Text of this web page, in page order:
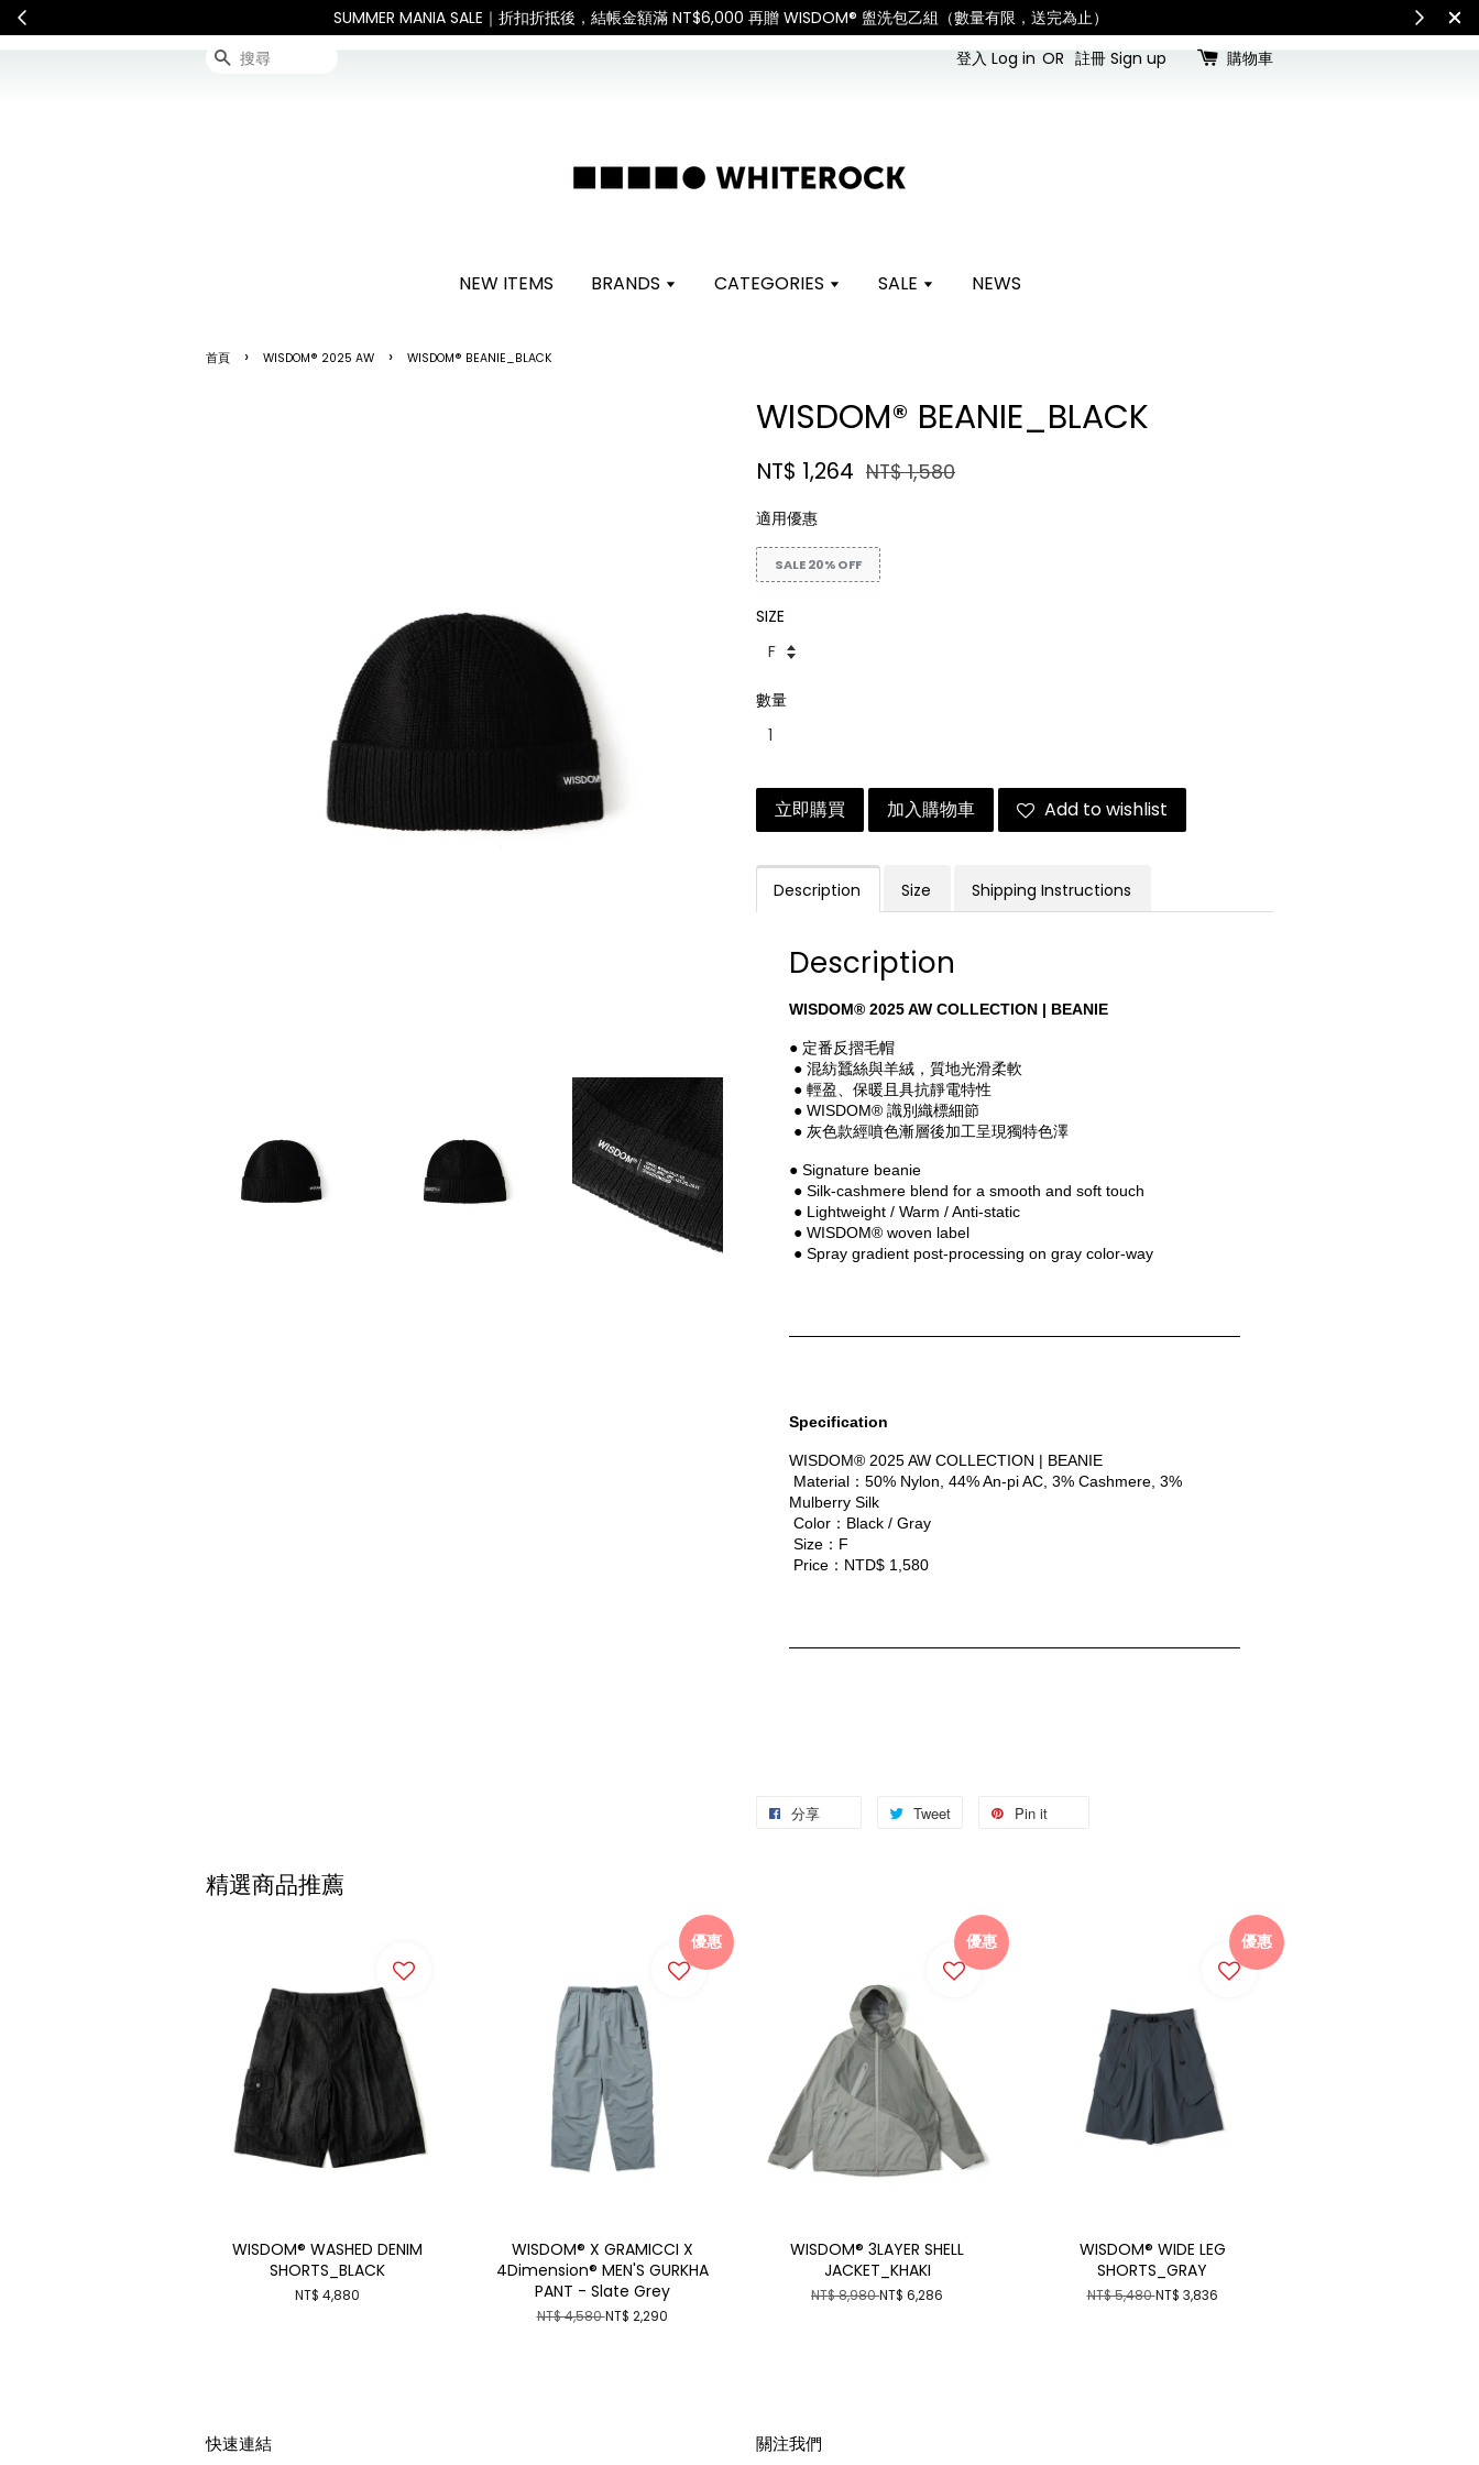
International Shipping: Recipient is responsible for all customs duties and taxes.「國際配送：各國進口關稅與稅費須由收件人自行負擔。」 Check for shipping updates
搜尋 登入 Log in OR 註冊 Sign up 購物車
NEW ITEMS BRANDS CATEGORIES SALE NEWS
首頁 › WISDOM® 2025 AW › WISDOM® BEANIE_BLACK
WISDOM® BEANIE_BLACK
NT$ 1,264 NT$ 1,580
適用優惠
SALE 20% OFF
SIZE
數量
立即購買 加入購物車 Add to wishlist
Description Size Shipping Instructions
Description
WISDOM® 2025 AW COLLECTION | BEANIE
● 定番反摺毛帽
● 混紡蠶絲與羊絨，質地光滑柔軟
● 輕盈、保暖且具抗靜電特性
● WISDOM® 識別織標細節
● 灰色款經噴色漸層後加工呈現獨特色澤
● Signature beanie
● Silk-cashmere blend for a smooth and soft touch
● Lightweight / Warm / Anti-static
● WISDOM® woven label
● Spray gradient post-processing on gray color-way
Specification
WISDOM® 2025 AW COLLECTION | BEANIE
Material：50% Nylon, 44% An-pi AC, 3% Cashmere, 3%
Mulberry Silk
Color：Black / Gray
Size：F
Price：NTD$ 1,580
分享 Tweet Pin it
精選商品推薦
WISDOM® WASHED DENIM
SHORTS_BLACK
NT$ 4,880
優惠
WISDOM® X GRAMICCI X
4Dimension® MEN'S GURKHA
PANT - Slate Grey
NT$ 4,580NT$ 2,290
優惠
WISDOM® 3LAYER SHELL
JACKET_KHAKI
NT$ 8,980NT$ 6,286
優惠
WISDOM® WIDE LEG
SHORTS_GRAY
NT$ 5,480NT$ 3,836
快速連結 關注我們